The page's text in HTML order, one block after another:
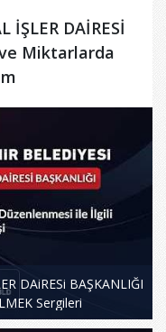
İŞLER DAİRESİ
Miktarlarda
DAiRESi BAŞKANLIĞI
Sergileri